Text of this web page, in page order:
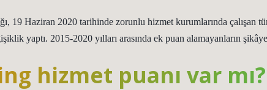
19 Haziran 2020 tarihinde zorunlu hizmet kurumlarında çalışan
yaptı. 2015-2020 yılları arasında ek puan alamayanların
hizmet puanı var mı?